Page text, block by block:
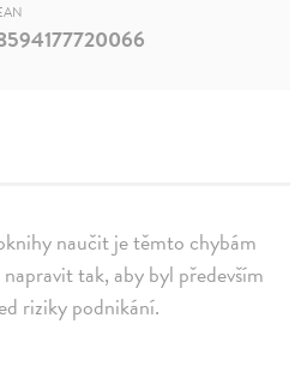
naučit je těmto chybám
tak, aby byl především
riziky podnikání.